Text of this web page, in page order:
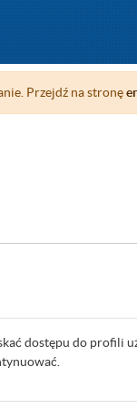
Przejdź na stronę
dostępu do profili